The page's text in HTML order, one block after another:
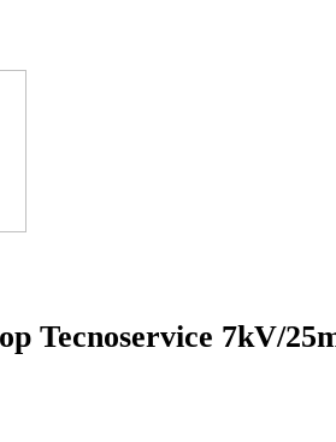
Tecnoservice 7kV/